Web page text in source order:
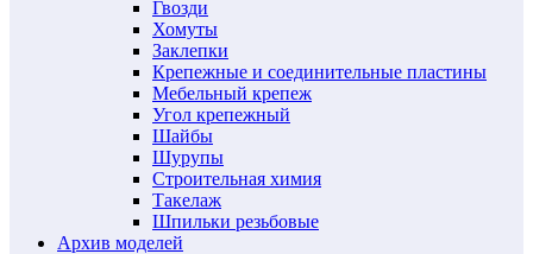
Гвозди
Хомуты
Заклепки
Крепежные и соединительные пластины
Мебельный крепеж
Угол крепежный
Шайбы
Шурупы
Строительная химия
Такелаж
Шпильки резьбовые
Архив моделей